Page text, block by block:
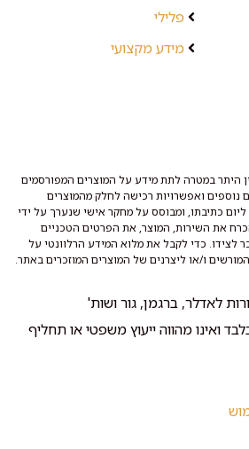
פלילי
מידע מקצועי
היתר במטרה לתת מידע על המוצרים המפורסמים
נוספים ואפשרויות רכישה לחלק מהמוצרים
ליום כתיבתו, ומבוסס על מחקר אישי שנערך על ידי
את השירות, המוצר, את הפרטים הטכניים
לצידו. כדי לקבל את מלוא המידע הרלוונטי על
ו/או ליצרנים של המוצרים המוזכרים באתר.
ואינו מהווה ייעוץ משפטי או תחליף